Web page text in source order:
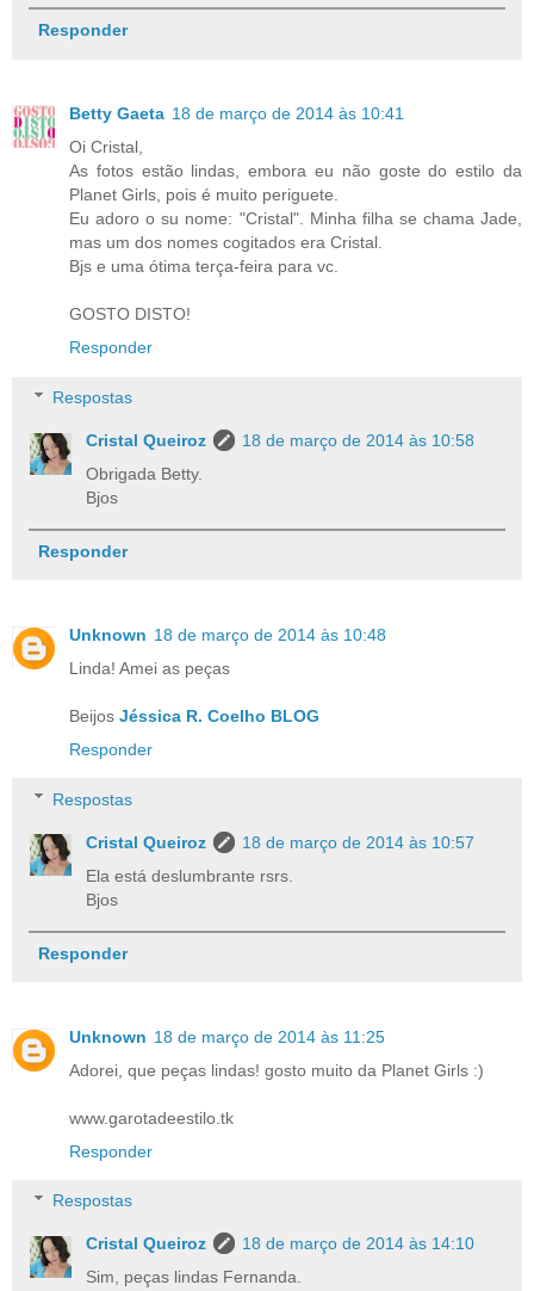
Responder
Betty Gaeta 18 de março de 2014 às 10:41
Oi Cristal,
As fotos estão lindas, embora eu não goste do estilo da
Planet Girls, pois é muito periguete.
Eu adoro o su nome: "Cristal". Minha filha se chama Jade,
mas um dos nomes cogitados era Cristal.
Bjs e uma ótima terça-feira para vc.
GOSTO DISTO!
Responder
Respostas
Cristal Queiroz
18 de março de 2014 às 10:58
Obrigada Betty.
Bjos
Responder
Unknown 18 de março de 2014 às 10:48
Linda! Amei as peças
Beijos Jéssica R. Coelho BLOG
Responder
Respostas
Cristal Queiroz
18 de março de 2014 às 10:57
Ela está deslumbrante rsrs.
Bjos
Responder
Unknown 18 de março de 2014 às 11:25
Adorei, que peças lindas! gosto muito da Planet Girls :)
www.garotadeestilo.tk
Responder
Respostas
Cristal Queiroz
18 de março de 2014 às 14:10
Sim, peças lindas Fernanda.